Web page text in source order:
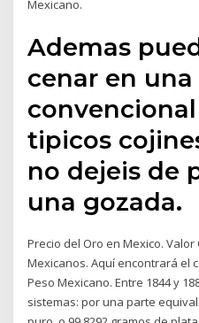
Mexicano.
Ademas
cenar en una
tipicos
no dejeis de
una gozada.
Precio del Oro en Mexico.
Mexicanos. Aquí encontrará el
Peso Mexicano. Entre 1844 y
sistemas: por una parte